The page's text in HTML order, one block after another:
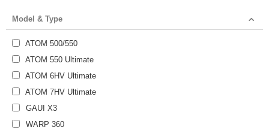
Model & Type
ATOM 500/550
ATOM 550 Ultimate
ATOM 6HV Ultimate
ATOM 7HV Ultimate
GAUI X3
WARP 360